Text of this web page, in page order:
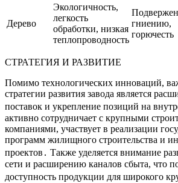
Дерево
Экологичность,
легкость
обработки, низкая
теплопроводность
гниению,
горючесть
СТРАТЕГИЯ И РАЗВИТИЕ
Помимо технологических инноваций,
стратегии развития завода является
поставок и укрепление позиций на
активно сотрудничает с крупными
компаниями, участвует в реализации
программ жилищного строительства и
проектов․ Также уделяется внимание
сети и расширению каналов сбыта, что
доступность продукции для широкого